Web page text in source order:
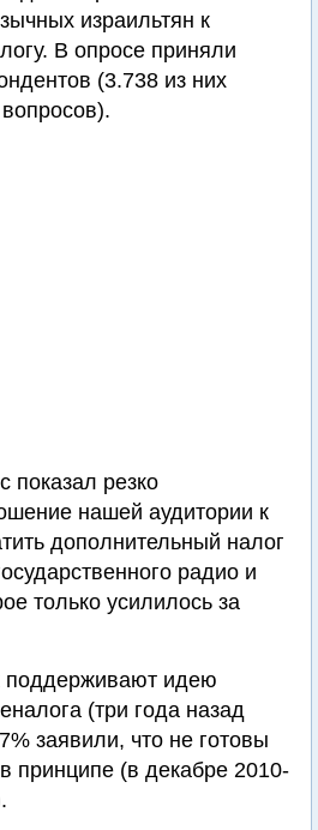
израильтян к
В опросе приняли
(3.738 из них
показал резко
нашей аудитории к
дополнительный налог
радио и
только усилилось за
идею
(три года назад
заявили, что не готовы
принципе (в декабре 2010-